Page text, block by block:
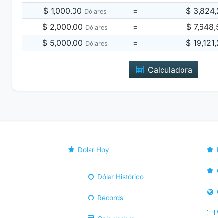
$ 1,000.00 Dólares =
$
$ 2,000.00 Dólares =
$
$ 5,000.00 Dólares = $
Calculadora
Dolar Hoy
Dólar Histórico
Récords